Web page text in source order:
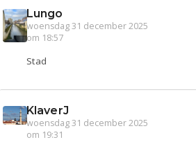
Lungo
woensdag 31 december 2025
om 18:57
Stad
KlaverJ
woensdag 31 december 2025
om 19:31